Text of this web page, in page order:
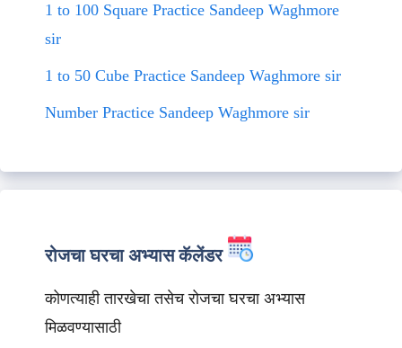
1 to 100 Square Practice Sandeep Waghmore
sir
1 to 50 Cube Practice Sandeep Waghmore sir
Number Practice Sandeep Waghmore sir
रोजचा घरचा अभ्यास कॅलेंडर
कोणत्याही तारखेचा तसेच रोजचा घरचा अभ्यास
मिळवण्यासाठी